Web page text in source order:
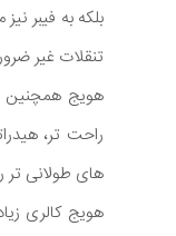
بلکه به فیبر
تنقلات غیر
هویج
راحت تر،
های طولانی تر
هویج کالری